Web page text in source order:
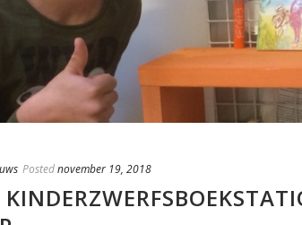
Postednovember 19, 2018